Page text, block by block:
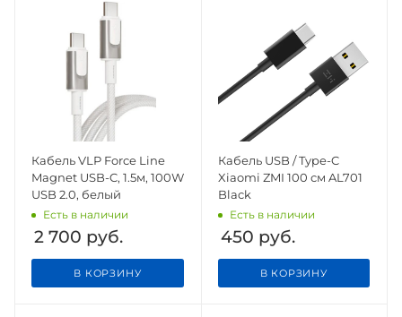
Кабель VLP Force Line
Magnet USB-C, 1.5м, 100W
USB 2.0, белый
Есть в наличии
2 700 руб.
В КОРЗИНУ
Кабель USB / Type-C
Xiaomi ZMI 100 см AL701
Black
Есть в наличии
450 руб.
В КОРЗИНУ